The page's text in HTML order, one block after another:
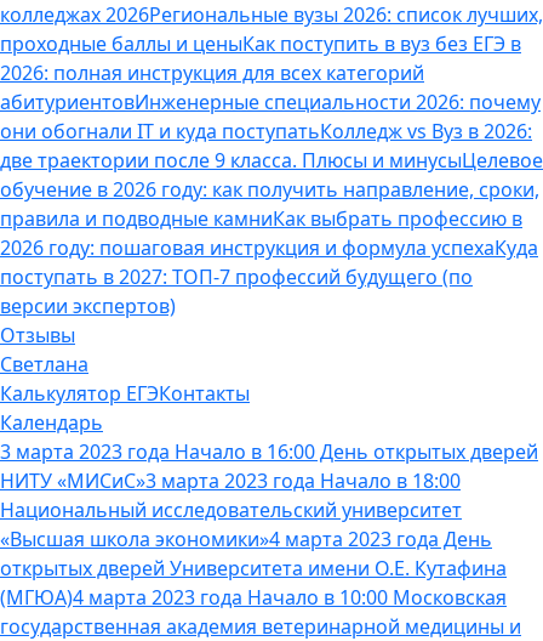
колледжах 2026Региональные вузы 2026: список лучших,
проходные баллы и ценыКак поступить в вуз без ЕГЭ в
2026: полная инструкция для всех категорий
абитуриентовИнженерные специальности 2026: почему
они обогнали IT и куда поступатьКолледж vs Вуз в 2026:
две траектории после 9 класса. Плюсы и минусыЦелевое
обучение в 2026 году: как получить направление, сроки,
правила и подводные камниКак выбрать профессию в
2026 году: пошаговая инструкция и формула успехаКуда
поступать в 2027: ТОП-7 профессий будущего (по
версии экспертов)
Отзывы
Светлана
Калькулятор ЕГЭКонтакты
Календарь
3 марта 2023 года Начало в 16:00 День открытых дверей
НИТУ «МИСиС»3 марта 2023 года Начало в 18:00
Национальный исследовательский университет
«Высшая школа экономики»4 марта 2023 года День
открытых дверей Университета имени О.Е. Кутафина
(МГЮА)4 марта 2023 года Начало в 10:00 Московская
государственная академия ветеринарной медицины и